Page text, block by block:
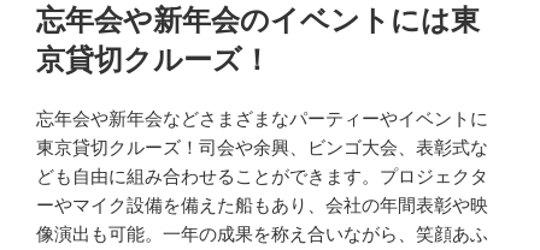
稿
日:
忘年会や新年会のイベントには東
京貸切クルーズ！
忘年会や新年会などさまざまなパーティーやイベントに
東京貸切クルーズ！司会や余興、ビンゴ大会、表彰式な
ども自由に組み合わせることができます。プロジェクタ
ーやマイク設備を備えた船もあり、会社の年間表彰や映
像演出も可能。一年の成果を称え合いながら、笑顔あふ